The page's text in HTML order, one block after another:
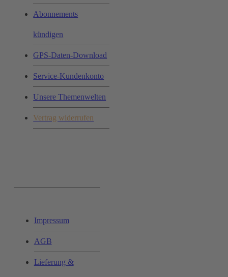
Abonnements
kündigen
GPS-Daten-Download
Service-Kundenkonto
Unsere Themenwelten
Vertrag widerrufen
Impressum
AGB
Lieferung &